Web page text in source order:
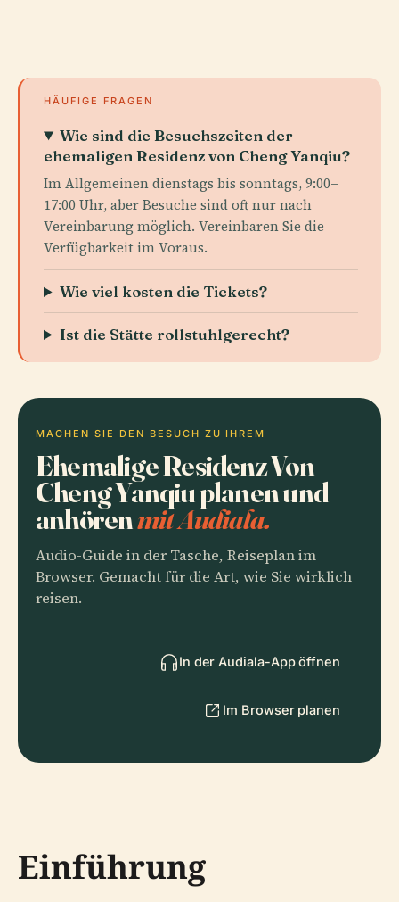
HÄUFIGE FRAGEN
Wie sind die Besuchszeiten der
ehemaligen Residenz von Cheng Yanqiu?
Im Allgemeinen dienstags bis sonntags, 9:00–
17:00 Uhr, aber Besuche sind oft nur nach
Vereinbarung möglich. Vereinbaren Sie die
Verfügbarkeit im Voraus.
Wie viel kosten die Tickets?
Ist die Stätte rollstuhlgerecht?
MACHEN SIE DEN BESUCH ZU IHREM
Ehemalige Residenz Von
Cheng Yanqiu planen und
anhörenmit Audiala.
Audio-Guide in der Tasche, Reiseplan im
Browser. Gemacht für die Art, wie Sie wirklich
reisen.
In der Audiala-App öffnen
Im Browser planen
Einführung